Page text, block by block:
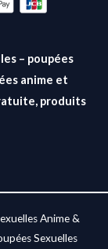
– poupées
anime et
produits
Anime &
Sexuelles